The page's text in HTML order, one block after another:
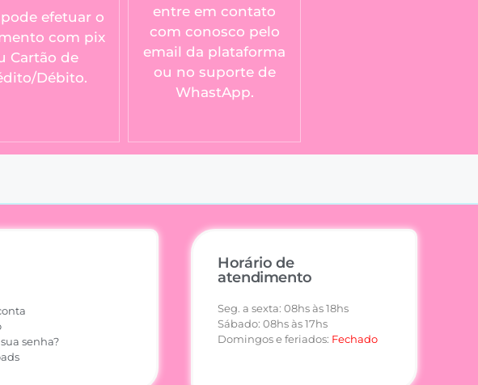
efetuar o
com pix
Cartão de
Débito.
entre em contato
com conosco pelo
email da plataforma
ou no suporte de
WhastApp.
senha?
Horário de
atendimento
Seg. a sexta: 08hs às 18hs
Sábado: 08hs às 17hs
Domingos e feriados: Fechado